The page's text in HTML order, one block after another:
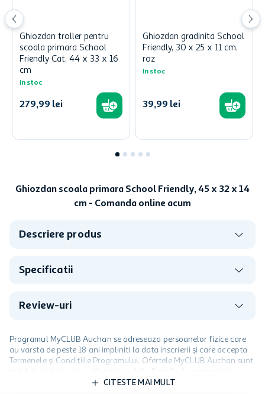
Ghiozdan troller pentru
scoala primara School
Friendly Cat, 44 x 33 x 16
cm
In stoc
279,99 lei
Ghiozdan gradinita School
Friendly, 30 x 25 x 11 cm,
roz
In stoc
39,99 lei
Ghiozdan scoala primara School Friendly, 45 x 32 x 14
cm - Comanda online acum
Descriere produs
Specificatii
Review-uri
Programul MyCLUB Auchan se adreseaza persoanelor fizice care
au varsta de peste 18 ani impliniti la data inscrierii și care accepta
Termenele și Condițiile Programului. Ofertele MyCLUB Auchan sunt
valabile in limita stocurilor disponibile. Beneficiile se acorda in
limita a 12 unitati / card client o singura data in perioada promotiei.
CITESTE MAI MULT